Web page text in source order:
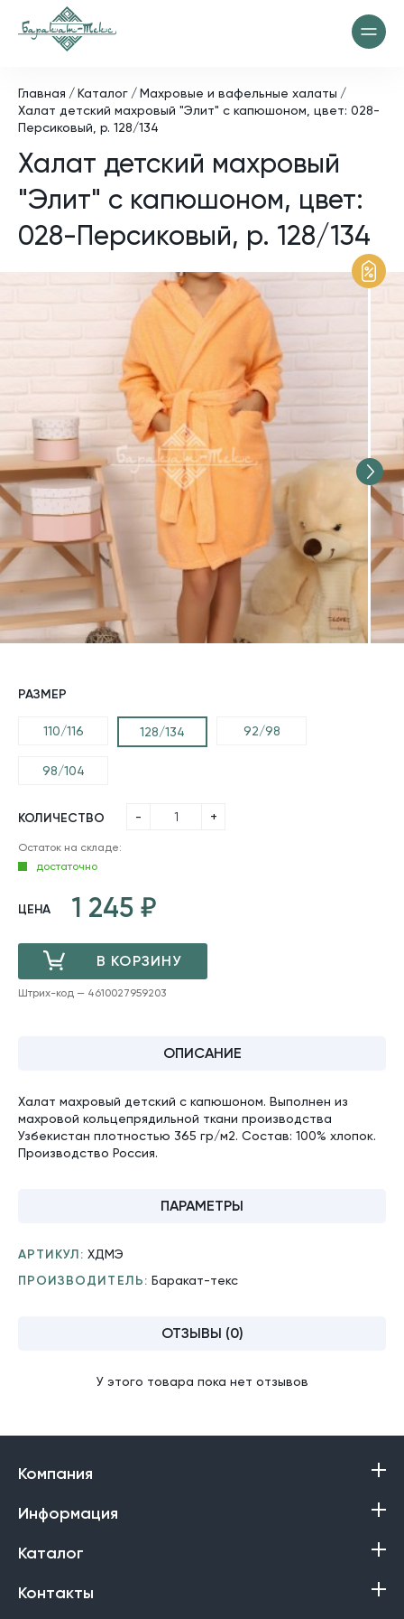
Главная Каталог
Махровые и вафельные халаты
Халат детский махровый "Элит" с капюшоном, цвет: 028-
Персиковый, р. 128/134
Халат детский махровый
"Элит" с капюшоном, цвет:
028-Персиковый, р. 128/134
РАЗМЕР
110/116 128/134 92/98
98/104
КОЛИЧЕСТВО - +
Остаток на складе:
достаточно
ЦЕНА 1 245
Штрих-код — 4610027959203
В КОРЗИНУ
ДОБАВЛЕНО
ОПИСАНИЕ
Халат махровый детский с капюшоном. Выполнен из
махровой кольцепрядильной ткани производства
Узбекистан плотностью 365 гр/м2. Состав: 100% хлопок.
Производство Россия.
ПАРАМЕТРЫ
АРТИКУЛ: ХДМЭ
ПРОИЗВОДИТЕЛЬ: Баракат-текс
ОТЗЫВЫ (0)
У этого товара пока нет отзывов
Компания
Информация
Каталог
Контакты